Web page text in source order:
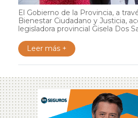
El Gobierno de la Provincia, a
Bienestar Ciudadano y Justicia,
legisladora provincial Gisela Dos
Leer más +